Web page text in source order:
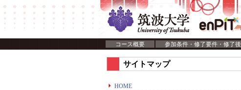
コース概要
参加条件・修了要件・修了後
サイトマップ
HOME